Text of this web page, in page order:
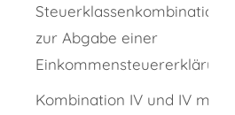
Steuerklassenkombination
zur Abgabe einer
Einkommensteuererklärung.
Kombination IV und IV mit